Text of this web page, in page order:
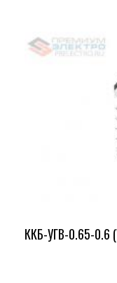
ККБ-УГВ-0.65-0.6